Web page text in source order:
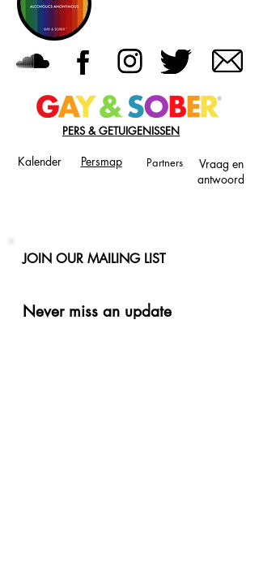
PERS & GETUIGENISSEN
Kalender Persmap Partners
Vraag en
antwoord
JOIN OUR MAILING LIST
Never miss an update